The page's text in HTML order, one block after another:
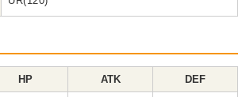
HP ATK DEF